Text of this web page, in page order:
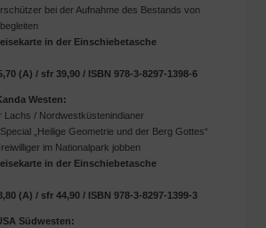
bei der Aufnahme des Bestands von
in der Einschiebetasche
(A) / sfr 39,90 / ISBN 978-3-8297-1398-6
Westen:
Lachs / Nordwestküstenindianer
„Heilige Geometrie und der Berg Gottes“
im Nationalpark jobben
in der Einschiebetasche
(A) / sfr 44,90 / ISBN 978-3-8297-1399-3
Südwesten: